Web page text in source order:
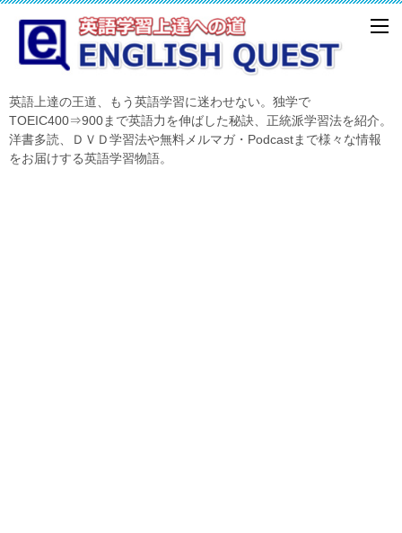
英語上達の王道、もう英語学習に迷わせない。独学で
TOEIC400⇒900まで英語力を伸ばした秘訣、正統派学習法を紹介。
洋書多読、ＤＶＤ学習法や無料メルマガ・Podcastまで様々な情報
をお届けする英語学習物語。